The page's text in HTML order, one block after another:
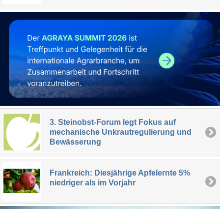
3. Steinobst-Forum legt Fokus auf
mechanische Unkrautregulierung und
Bewässerung
Frankreich: Diesjährige Apfelernte 5%
niedriger als im Vorjahr